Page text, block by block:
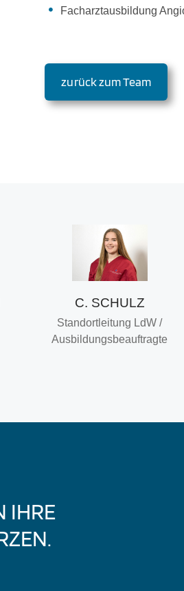
Facharztausbildung
zurück zum Team
C. SCHULZ
Standortleitung LdW /
Ausbildungsbeauftragte
IHRE